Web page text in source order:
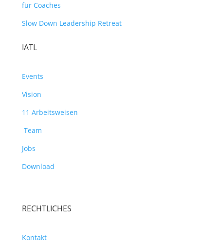
für Coaches
Slow Down Leadership Retreat
IATL
Events
Vision
11 Arbeitsweisen
Team
Jobs
Download
RECHTLICHES
Kontakt